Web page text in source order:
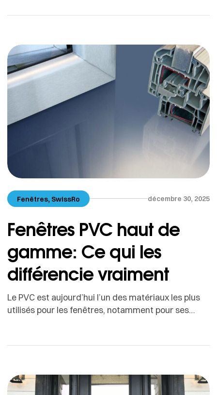
classiques à un seul point de verrouillage, offrant
d’intrusion modernes. C’est précisément pour
répondre à ces enjeux que la serrure multipoints
s’est […]
Fenêtres, SwissRo décembre 30, 2025
Fenêtres PVC haut de
gamme: Ce qui les
différencie vraiment
Le PVC est aujourd’hui l’un des matériaux les plus
utilisés pour les fenêtres, notamment pour ses
fenêtres PVC ne se valent pas.Entre une fenêtre
de gamme, les différences sont nombreuses, et
souvent invisibles à l’œil […]